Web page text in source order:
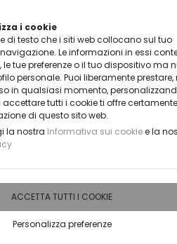
i cookie
di testo che i siti web collocano sul tuo
Le informazioni in essi
tue preferenze o il tuo dispositivo ma
personale. Puoi liberamente prestare,
in qualsiasi momento,
accettare tutti i cookie ti offre
di questo sito web.
la nostra Informativa sui cookiee la
ACCETTA TUTTI I COOKIE
Personalizza preferenze
UN NOSTRO
CONTATTACI
RECENSIONI